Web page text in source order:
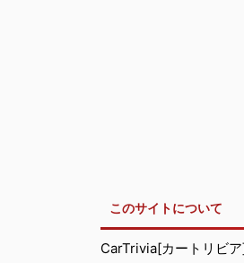
このサイトについて
CarTrivia[カートリビ